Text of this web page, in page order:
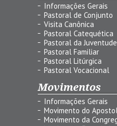
Informações Gerais
Pastoral de Conjunto
Visita Canônica
Pastoral Catequética
Pastoral da Juventude
Pastoral Familiar
Pastoral Litúrgica
Pastoral Vocacional
Movimentos
Informações Gerais
Movimento do
Movimento da